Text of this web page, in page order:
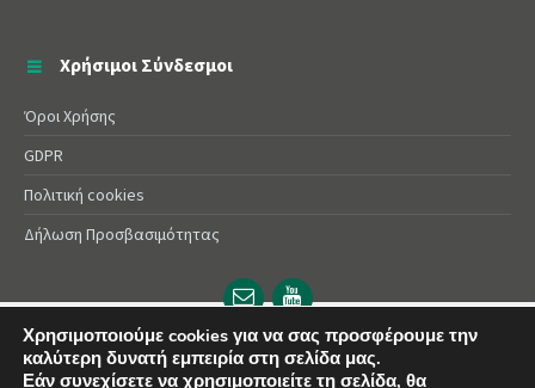
Χρήσιμοι Σύνδεσμοι
Όροι Χρήσης
GDPR
Πολιτική cookies
Δήλωση Προσβασιμότητας
Email
url
YouTube
url
© 2025 Δήμος Αλεξάνδρειας | Powered byApogee
Χρησιμοποιούμε cookies για να σας προσφέρουμε την
καλύτερη δυνατή εμπειρία στη σελίδα μας.
Εάν συνεχίσετε να χρησιμοποιείτε τη σελίδα, θα